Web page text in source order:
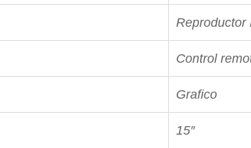
Reproductor
Control
Grafico
15″